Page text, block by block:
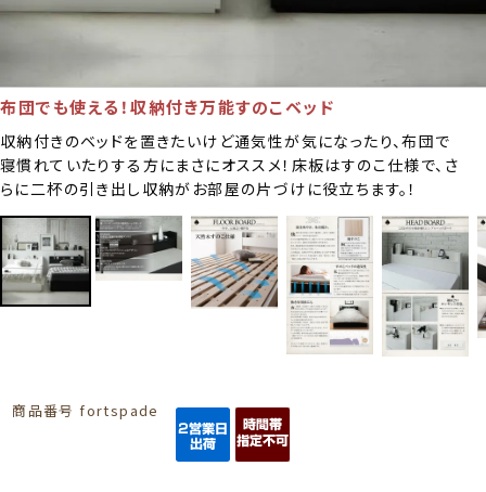
布団でも使える！収納付き万能すのこベッド
収納付きのベッドを置きたいけど通気性が気になったり、布団で
寝慣れていたりする方にまさにオススメ！床板はすのこ仕様で、さ
らに二杯の引き出し収納がお部屋の片づけに役立ちます。！
商品番号 fortspade